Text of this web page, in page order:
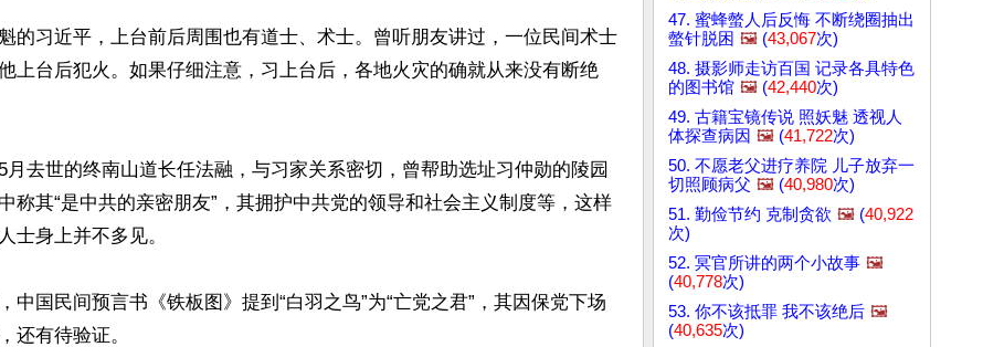
的习近平，上台前后周围也有道士、术士。曾听朋友讲过，一位民间术士
上台后犯火。如果仔细注意，习上台后，各地火灾的确就从来没有断绝
月去世的终南山道长任法融，与习家关系密切，曾帮助选址习仲勋的陵园
称其“是中共的亲密朋友”，其拥护中共党的领导和社会主义制度等，这样
士身上并不多见。
中国民间预言书《铁板图》提到“白羽之鸟”为“亡党之君”，其因保党下场
还有待验证。
47. 蜜蜂螫人后反悔 不断绕圈抽出
螫针脱困 🖼️ (43,067次)
48. 摄影师走访百国 记录各具特色
的图书馆 🖼️ (42,440次)
49. 古籍宝镜传说 照妖魅 透视人
体探查病因 🖼️ (41,722次)
50. 不愿老父进疗养院 儿子放弃一
切照顾病父 🖼️ (40,980次)
51. 勤俭节约 克制贪欲 🖼️ (40,922
次)
52. 冥官所讲的两个小故事 🖼️
(40,778次)
53. 你不该抵罪 我不该绝后 🖼️
(40,635次)